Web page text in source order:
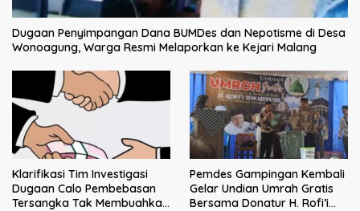
Dugaan Penyimpangan Dana BUMDes dan Nepotisme di Desa
Wonoagung, Warga Resmi Melaporkan ke Kejari Malang
Klarifikasi Tim Investigasi
Dugaan Calo Pembebasan
Tersangka Tak Membuahkan
Pemdes Gampingan Kembali
Gelar Undian Umrah Gratis
Bersama Donatur H. Rofi’i